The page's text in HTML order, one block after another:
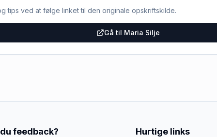
tips ved at følge linket til den originale opskriftskilde.
Gå til Maria Silje
feedback? Hurtige links